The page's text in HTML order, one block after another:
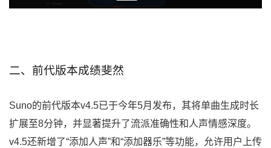
二、前代版本成绩斐然
Suno的前代版本v4.5已于今年5月发布，其将单曲生成时长
扩展至8分钟，并显著提升了流派准确性和人声情感深度。
v4.5还新增了“添加人声”和“添加器乐”等功能，允许用户上传